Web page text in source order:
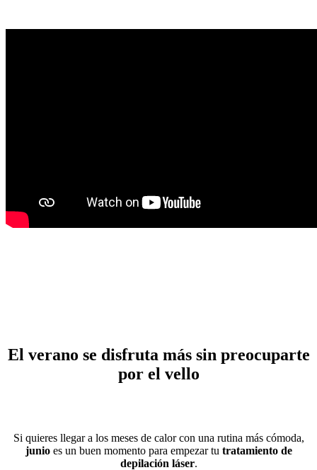
El verano se disfruta más sin preocuparte
por el vello
Si quieres llegar a los meses de calor con una rutina más cómoda,
junioes un buen momento para empezar tu tratamiento de
depilación láser.